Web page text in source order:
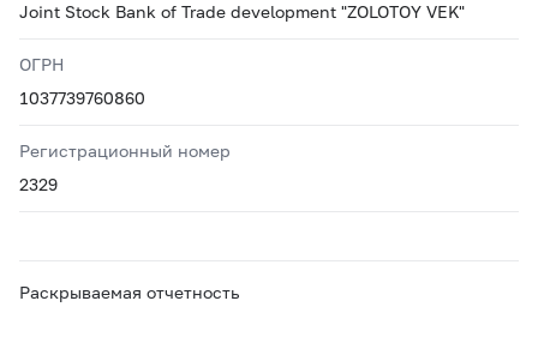
Joint Stock Bank of Trade development "ZOLOTOY VEK"
ОГРН
1037739760860
Регистрационный номер
2329
Раскрываемая отчетность